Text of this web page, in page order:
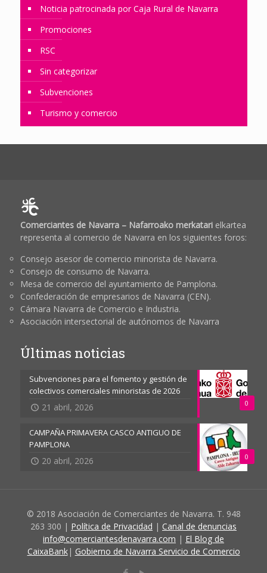
Noticia patrocinada por Caja Rural de Navarra
Promociones
RSC
Sin categorizar
Subvenciones
Turismo y comercio
Comerciantes de Navarra – Nafarroako merkatarielkartea
representa al comercio de Navarra en los siguientes foros:
Consejo asesor de comercio minorista de Navarra.
Consejo de consumo de Navarra.
Mesa de comercio del ayuntamiento de Pamplona.
Confederación de empresarios de Navarra (CEN).
Cámara Navarra de Comercio e Industria.
Asociación intersectorial de autónomos de Navarra
Últimas noticias
0
Subvenciones para el fomento y gestión de
colectivos comerciales minoristas de 2026
21 abril, 2026
0
CAMPAÑA PRIMAVERA CASCO ANTIGUO DE
PAMPLONA
20 abril, 2026
© 2018 Asociación de Comerciantes de Navarra. T. 948
263 300 | Política de Privacidad | Canal de denuncias
info@comerciantesdenavarra.com | El Blog de
CaixaBank| Gobierno de Navarra Servicio de Comercio